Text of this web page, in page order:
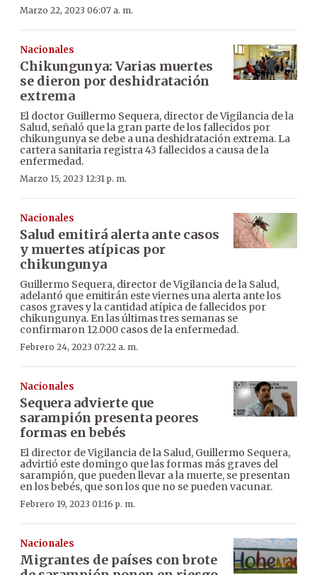
Marzo 22, 2023 06:07 a. m.
Nacionales
Chikungunya: Varias muertes
se dieron por deshidratación
extrema
El doctor Guillermo Sequera, director de Vigilancia de la
Salud, señaló que la gran parte de los fallecidos por
chikungunya se debe a una deshidratación extrema. La
cartera sanitaria registra 43 fallecidos a causa de la
enfermedad.
Marzo 15, 2023 12:31 p. m.
Nacionales
Salud emitirá alerta ante casos
y muertes atípicas por
chikungunya
Guillermo Sequera, director de Vigilancia de la Salud,
adelantó que emitirán este viernes una alerta ante los
casos graves y la cantidad atípica de fallecidos por
chikungunya. En las últimas tres semanas se
confirmaron 12.000 casos de la enfermedad.
Febrero 24, 2023 07:22 a. m.
Nacionales
Sequera advierte que
sarampión presenta peores
formas en bebés
El director de Vigilancia de la Salud, Guillermo Sequera,
advirtió este domingo que las formas más graves del
sarampión, que pueden llevar a la muerte, se presentan
en los bebés, que son los que no se pueden vacunar.
Febrero 19, 2023 01:16 p. m.
Nacionales
Migrantes de países con brote